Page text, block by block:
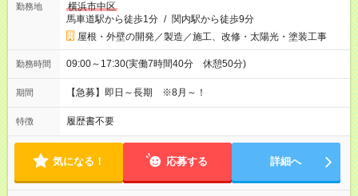
勤務地
横浜市中区
馬車道駅から徒歩1分 / 関内駅から徒歩9分
屋根・外壁の開発／製造／施工、改修・太陽光・塗装工事
勤務時間 09:00～17:30(実働7時間40分 休憩50分)
期間 【急募】即日～長期 ※8月～！
特徴 履歴書不要
気になる！ 応募する 詳細へ